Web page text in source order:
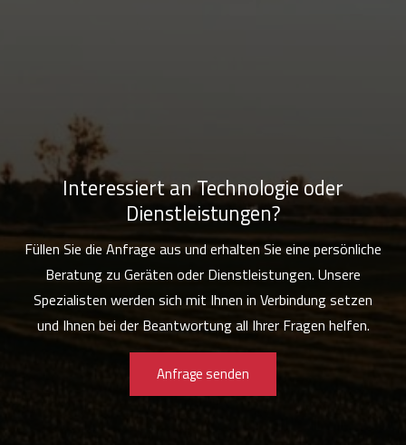
Interessiert an Technologie oder
Dienstleistungen?
Füllen Sie die Anfrage aus und erhalten Sie eine persönliche
Beratung zu Geräten oder Dienstleistungen. Unsere
Spezialisten werden sich mit Ihnen in Verbindung setzen
und Ihnen bei der Beantwortung all Ihrer Fragen helfen.
Anfrage senden